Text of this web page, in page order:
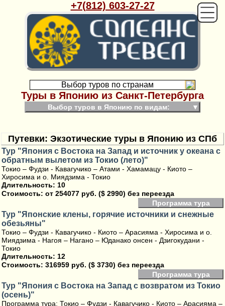
+7(812) 603-27-27
Выбор туров по странам
Туры в Японию из Санкт-Петербурга
Выбор туров в Японию по видам: ▼
Путевки: Экзотические туры в Японию из СПб
Тур "Япония с Востока на Запад и источник у океана с
обратным вылетом из Токио (лето)"
Токио – Фудзи - Кавагучико – Атами - Хамамацу - Киото –
Хиросима и о. Миядзима - Токио
Длительность: 10
Стоимость: от 254077 руб. ($ 2990) без переезда
Программа тура
Тур "Японские клены, горячие источники и снежные
обезьяны"
Токио – Фудзи - Кавагучико - Киото – Арасияма - Хиросима и о.
Миядзима - Нагоя – Нагано – Юданако онсен - Дзигокудани -
Токио
Длительность: 12
Стоимость: 316959 руб. ($ 3730) без переезда
Программа тура
Тур "Япония с Востока на Запад с возвратом из Токио
(осень)"
Программа тура: Токио – Фудзи - Кавагучико - Киото – Арасияма –